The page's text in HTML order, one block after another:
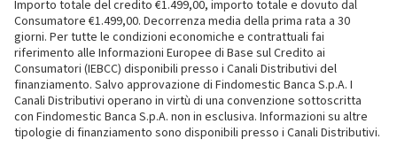
Importo totale del credito €1.499,00, importo totale e dovuto dal
Consumatore €1.499,00. Decorrenza media della prima rata a 30
giorni. Per tutte le condizioni economiche e contrattuali fai
riferimento alle Informazioni Europee di Base sul Credito ai
Consumatori (IEBCC) disponibili presso i Canali Distributivi del
finanziamento. Salvo approvazione di Findomestic Banca S.p.A. I
Canali Distributivi operano in virtù di una convenzione sottoscritta
con Findomestic Banca S.p.A. non in esclusiva. Informazioni su altre
tipologie di finanziamento sono disponibili presso i Canali Distributivi.